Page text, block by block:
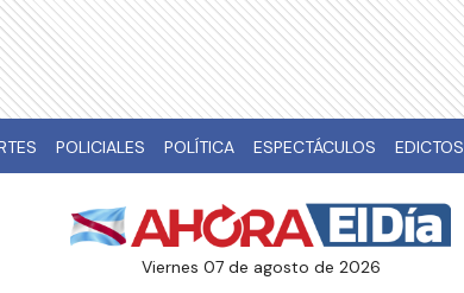
POLICIALES POLÍTICA ESPECTÁCULOS EDICTOS
viernes 07 de agosto de 2026